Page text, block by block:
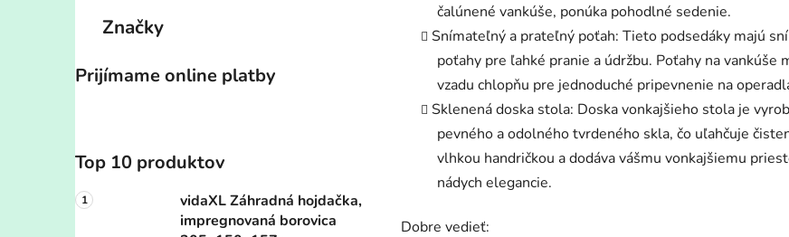
Značky
Prijímame online platby
Top 10 produktov
vidaXL Záhradná hojdačka,
impregnovaná borovica
čalúnené vankúše, ponúka pohodlné sedenie.
Snímateľný a prateľný poťah: Tieto podsedáky majú
poťahy pre ľahké pranie a údržbu. Poťahy na vankúše
vzadu chlopňu pre jednoduché pripevnenie na
Sklenená doska stola: Doska vonkajšieho stola je
pevného a odolného tvrdeného skla, čo uľahčuje
vlhkou handričkou a dodáva vášmu vonkajšiemu
nádych elegancie.
Dobre vedieť: